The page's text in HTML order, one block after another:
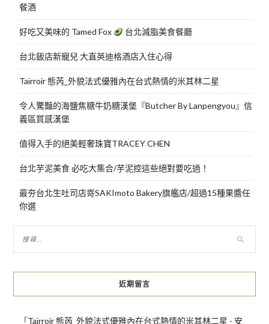
餐酒
好吃又美味的 Tamed Fox 台北減脂美食餐廳
台北飯店新寵兒 大直英迪格酒店入住心得
Taïrroir 態芮_外貌法式優雅內在台式熱情的米其林二星
令人驚豔的海鹽焦糖牛奶糖漢堡『Butcher By Lanpengyou』信
義區質感漢堡
值得入手的絕美輕奢珠寶TRACEY CHEN
台北芋泥美食 必吃大集合/芋泥控這些絕對要吃過！
最夯台北生吐司店嵜SAKImoto Bakery旗艦店/超過15種果醬任
你選
近期留言
「Taïrroir 態芮_外貌法式優雅內在台式熱情的米其林二星 - 安